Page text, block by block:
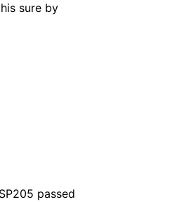
sure by
passed